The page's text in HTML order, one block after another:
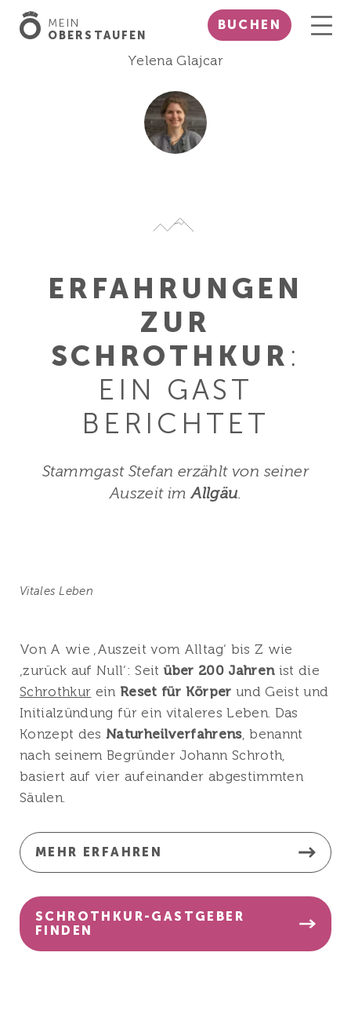
MEIN
OBERSTAUFEN
BUCHEN
Yelena Glajcar
ERFAHRUNGEN
ZUR
SCHROTHKUR :
EIN GAST
BERICHTET
Stammgast Stefan erzählt von seiner
Auszeit imAllgäu.
Vitales Leben
Von A wie ‚Auszeit vom Alltag‘ bis Z wie
‚zurück auf Null‘: Seitüber 200 Jahrenist die
Schrothkur ein Reset für Körper und Geist und
Initialzündung für ein vitaleres Leben. Das
Konzept des Naturheilverfahrens, benannt
nach seinem Begründer Johann Schroth,
basiert auf vier aufeinander abgestimmten
Säulen.
MEHR ERFAHREN
SCHROTHKUR-GASTGEBER
FINDEN